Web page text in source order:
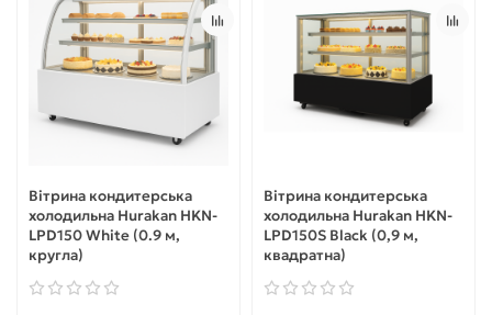
Вітрина кондитерська
холодильна Hurakan HKN-
LPD150 White (0.9 м,
кругла)
Вітрина кондитерська
холодильна Hurakan HKN-
LPD150S Black (0,9 м,
квадратна)